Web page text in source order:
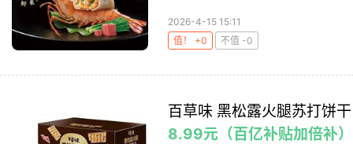
2026-4-15 15:11
值！ +0
不值 -0
百草味 黑松露火腿苏打饼
8.99元（百亿补贴加倍补）